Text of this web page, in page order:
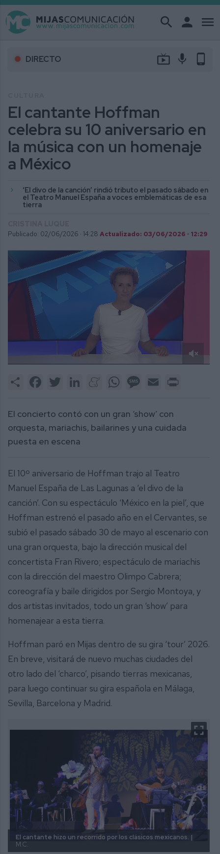
search person menu
DIRECTO live_tv mic phone_android
El cantante Hoffman
celebra su 10 aniversario en
la música con un homenaje
a México
‘El divo de la canción’ rindió tributo el pasado sábado en
el Teatro Manuel España a voces emblemáticas de esa
tierra
Publicado: 02/06/2026 · 14:28 Actualizado: 03/06/2026 · 12:29
2
Share FacebookTwitter LinkedInMeneameWhatsAppMessage
Email
El concierto contó con un gran ‘show’ con
orquesta, mariachis, bailarines y una cuidada
puesta en escena
El 10º aniversario de Hoffman trajo al Teatro
Manuel España de Las Lagunas a ‘el divo de la
canción’. Con su espectáculo ‘México en la piel’, que
Hoffman estrenó el pasado año en el Cervantes, se
subió el pasado sábado 30 de mayo al escenario con
una gran orquesta, bajo la dirección musical del
concertista Fran Rivero; espectáculo de mariachis
con la dirección del maestro Olimpo Cabrera;
coreografía y baile dirigidos por Sergio Montoya, y
dos artistas invitados, todo un gran ‘show’ para
homenajear a esta tierra.
Hoffman paró en Mijas dentro de su gira ‘tour’ 2026.
En breve, visitará de nuevo muchas ciudades del
otro lado del ‘charco’, pisando tierras mexicanas,
para luego continuar su gira española en Málaga,
Sevilla, Barcelona y Madrid.
El cantante hizo un recorrido por los clásicos mexicanos. |
M.C.